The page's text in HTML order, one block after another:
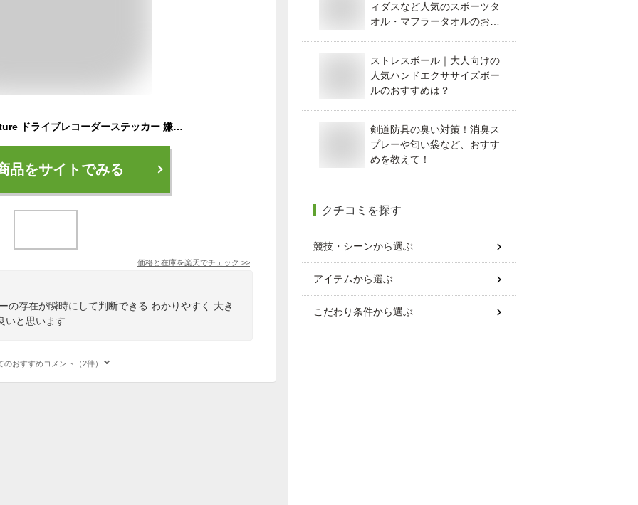
【送料無料】Ogriculture ドライブレコーダーステッカー 嫌がらせ運転抑制 縦5.0cmx横19.8cm 【日本製】前後作動中＆黒1＆マグネット 煽り運転防止 録画中宇 搭載車 後方 後方録画中 かっこいい シンプル 防犯カメラ 見やすい 危険運転 対策
品をサイトでみる
価格と在庫を楽天でチェック >>
の存在が瞬時にして判断できる わかりやすく 大き
いと思います
のおすすめコメント（2件）
ィダスなど人気のスポーツタ
オル・マフラータオルのおす
ストレスボール｜大人向けの
人気ハンドエクササイズボー
ルのおすすめは？
剣道防具の臭い対策！消臭ス
プレーや匂い袋など、おすす
めを教えて！
クチコミを探す
競技・シーンから選ぶ
アイテムから選ぶ
こだわり条件から選ぶ